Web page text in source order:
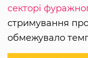
секторі
стримування
обмежувало